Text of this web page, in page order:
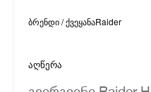
ბრენდი / ქვეყანაRaider
აღწერა